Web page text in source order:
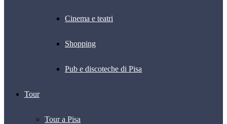
Cinema e teatri
Shopping
Pub e discoteche di Pisa
Tour
Tour a Pisa